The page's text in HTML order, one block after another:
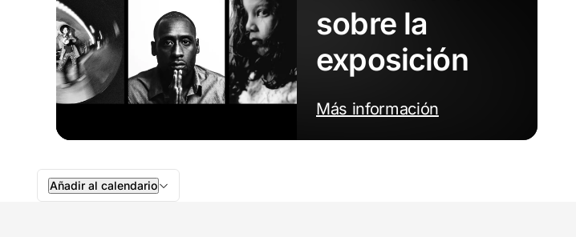
sobre la
exposición
Más información
Añadir al calendario